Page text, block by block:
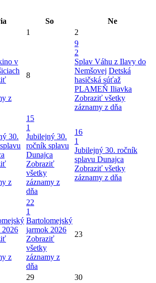
So
Ne
1 2
v
z
8
9
2
Splav Váhu z Ilavy do
Nemšovej Detská
hasičská súťaž
PLAMEŇ Iliavka
Zobraziť všetky
záznamy z dňa
30.
z
15
1
Jubilejný 30.
ročník splavu
Dunajca
Zobraziť
všetky
záznamy z
dňa
16
1
Jubilejný 30. ročník
splavu Dunajca
Zobraziť všetky
záznamy z dňa
2026
z
22
1
Bartolomejský
jarmok 2026
Zobraziť
všetky
záznamy z
dňa
23
29
30